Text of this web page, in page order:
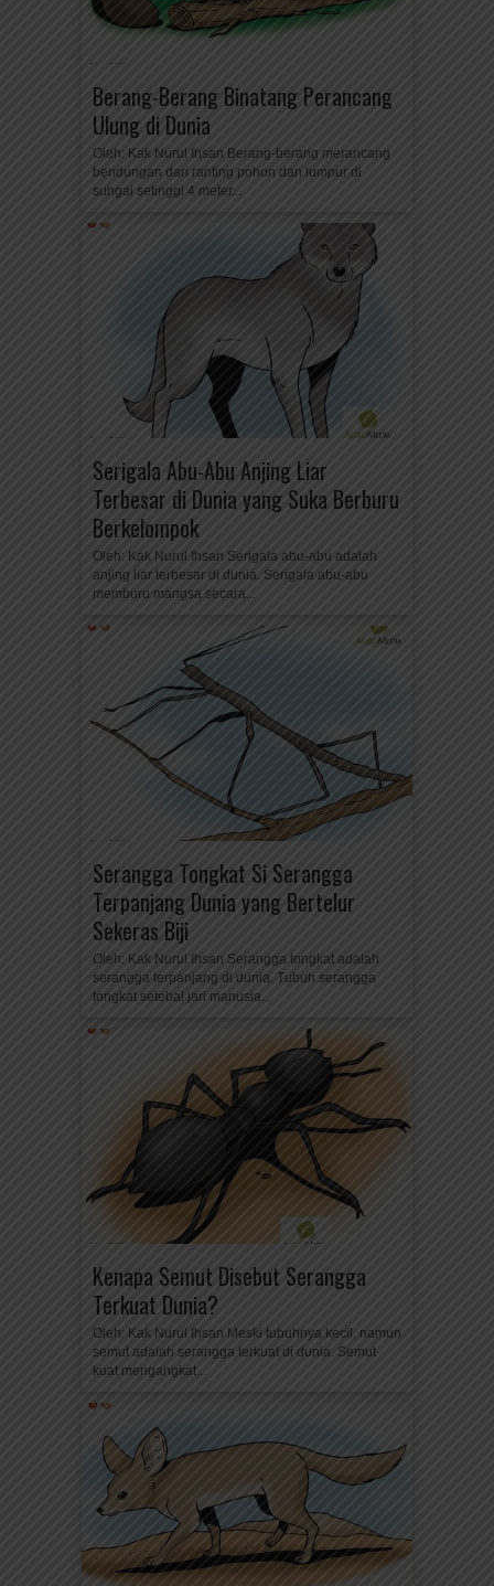
Berang-Berang Binatang Perancang
Ulung di Dunia
Oleh: Kak Nurul Ihsan Berang-berang merancang
bendungan dari ranting pohon dan lumpur di
sungai setinggi 4 meter...
Serigala Abu-Abu Anjing Liar
Terbesar di Dunia yang Suka Berburu
Berkelompok
Oleh: Kak Nurul Ihsan Serigala abu-abu adalah
anjing liar terbesar di dunia. Serigala abu-abu
memburu mangsa secara...
Serangga Tongkat Si Serangga
Terpanjang Dunia yang Bertelur
Sekeras Biji
Oleh: Kak Nurul Ihsan Serangga tongkat adalah
serangga terpanjang di dunia. Tubuh serangga
tongkat setebal jari manusia...
Kenapa Semut Disebut Serangga
Terkuat Dunia?
Oleh: Kak Nurul Ihsan Meski tubuhnya kecil, namun
semut adalah serangga terkuat di dunia. Semut
kuat mengangkat...